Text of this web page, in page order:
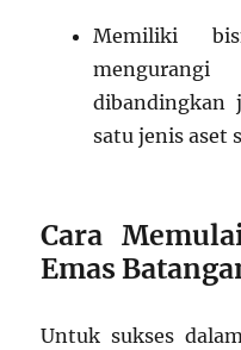
Memiliki
dibandingkan
satu jenis aset
Cara
Emas
Untuk sukses